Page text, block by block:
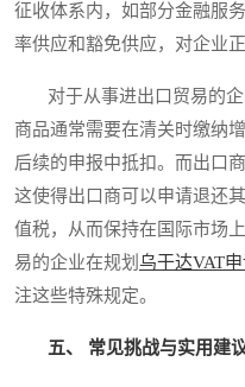
征收体系内，如部分金融服
率供应和豁免供应，对企业
对于从事进出口贸易的企
商品通常需要在清关时缴纳
后续的申报中抵扣。而出口
这使得出口商可以申请退还
值税，从而保持在国际市场
易的企业在规划 乌干达VAT
注这些特殊规定。
五、 常见挑战与实用建